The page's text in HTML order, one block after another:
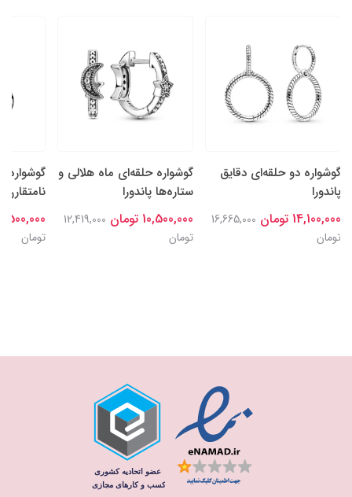
گوشواره دو حلقه‌ای دقایق
پاندورا
14,100,000 تومان
16,665,000
تومان
گوشواره حلقه‌ای ماه هلالی و
ستاره‌ها پاندورا
10,500,000 تومان
12,419,000
تومان
9,500,000
تومان